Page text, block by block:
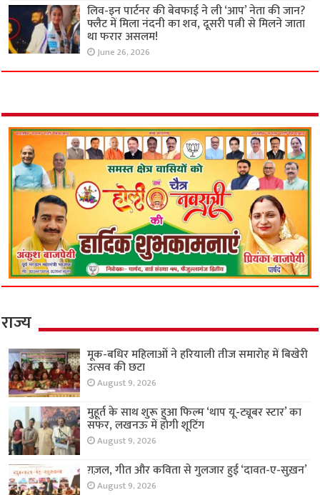
लिव-इन पार्टनर की बेवफाई ने ली ‘आप’ नेता की जान?
फ्लैट में मिला नंदनी का शव, दूसरी पत्नी से मिलने जाता
था फरार असलम!
June 26, 2026
राज्य
मूक-बधिर महिलाओं ने हरियाली तीज समारोह में बिखेरी
उत्सव की छटा
August 9, 2026
मुहूर्त के साथ शुरू हुआ फिल्म ‘थाप यू-ट्यूबर स्टार’ का
सफर, लखनऊ में होगी शूटिंग
August 9, 2026
ग़ज़ल, गीत और कविता से गुलजार हुई ‘दावत-ए-सुख़न’
August 9, 2026